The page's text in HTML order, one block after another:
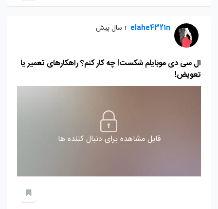
elahe4321n 1 سال پیش
ال سی دی موبایلم شکست! چه کار کنم؟ راهکارهای تعمیر یا
تعویض!
قابل مشاهده برای دنبال کننده ها